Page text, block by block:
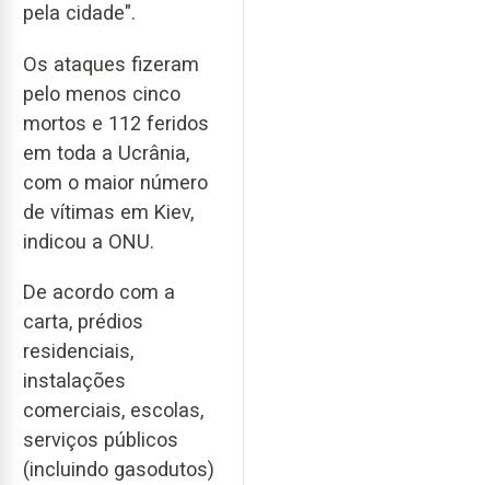
pela cidade".
Os ataques fizeram
pelo menos cinco
mortos e 112 feridos
em toda a Ucrânia,
com o maior número
de vítimas em Kiev,
indicou a ONU.
De acordo com a
carta, prédios
residenciais,
instalações
comerciais, escolas,
serviços públicos
(incluindo gasodutos)